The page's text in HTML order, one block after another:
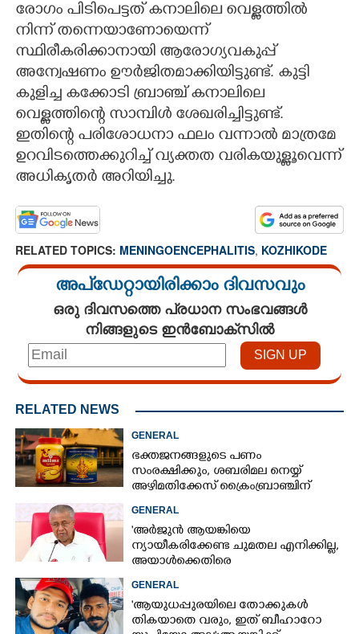
രോഗം പിടിപെട്ടത് കനാലിലെ വെള്ളത്തിൽ
നിന്ന് തന്നെയാണോയെന്ന്
സ്ഥിരീകരിക്കാനായി ആരോഗ്യവകുപ്പ്
അന്വേഷണം ഊർജിതമാക്കിയിട്ടുണ്ട്. കുട്ടി
കുളിച്ച കക്കോടി ബ്രാഞ്ച് കനാലിലെ
വെള്ളത്തിന്റെ സാമ്പിൾ ശേഖരിച്ചിട്ടുണ്ട്.
ഇതിന്റെ പരിശോധനാ ഫലം വന്നാൽ മാത്രമേ
ഉറവിടത്തെക്കുറിച്ച് വ്യക്തത വരികയുള്ളൂവെന്ന്
അധികൃതർ അറിയിച്ചു.
RELATED TOPICS: MENINGOENCEPHALITIS, KOZHIKODE
അപ്ഡേറ്റായിരിക്കാം ദിവസവും
ഒരു ദിവസത്തെ പ്രധാന സംഭവങ്ങൾ
നിങ്ങളുടെ ഇൻബോക്സിൽ
RELATED NEWS
GENERAL
ഭക്തജനങ്ങളുടെ പണം
സംരക്ഷിക്കും, ശബരിമല നെയ്യ്
അഴിമതിക്കേസ് ക്രൈംബ്രാഞ്ചിന്
GENERAL
'അർജുൻ ആയങ്കിയെ
ന്യായീകരിക്കേണ്ട ചുമതല എനിക്കില്ല,
അയാൾക്കെതിരെ
GENERAL
'ആയുധപ്പുരയിലെ തോക്കുകൾ
തികയാതെ വരും, ഇത് ബീഹാറോ